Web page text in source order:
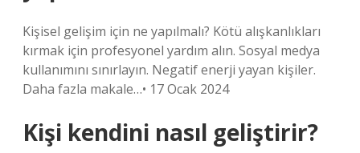
Kişisel gelişim için ne yapılmalı? Kötü alışkanlıkları
kırmak için profesyonel yardım alın. Sosyal medya
kullanımını sınırlayın. Negatif enerji yayan kişiler.
Daha fazla makale…• 17 Ocak 2024
Kişi kendini nasıl geliştirir?